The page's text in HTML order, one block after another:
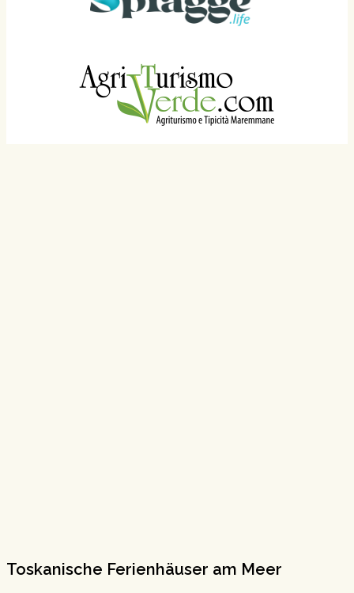
Toskanische Ferienhäuser am Meer